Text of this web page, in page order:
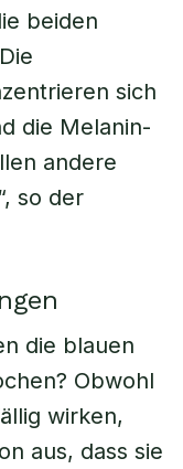
beiden
sich
die Melanin-
andere
so der
die blauen
Obwohl
wirken,
aus, dass sie